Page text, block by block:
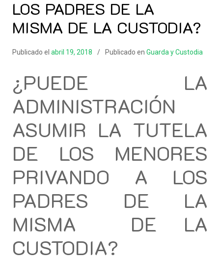
LOS PADRES DE LA
MISMA DE LA CUSTODIA?
Publicado el abril 19, 2018 Publicado en Guarda y Custodia
¿PUEDE LA
ADMINISTRACIÓN
ASUMIR LA TUTELA
DE LOS MENORES
PRIVANDO A LOS
PADRES DE LA
MISMA DE LA
CUSTODIA?